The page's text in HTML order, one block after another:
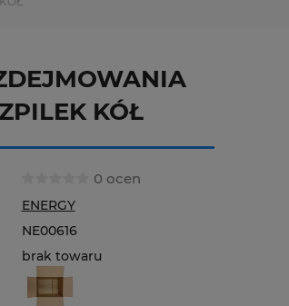
KÓŁ
0 ocen
ENERGY
NE00616
brak towaru